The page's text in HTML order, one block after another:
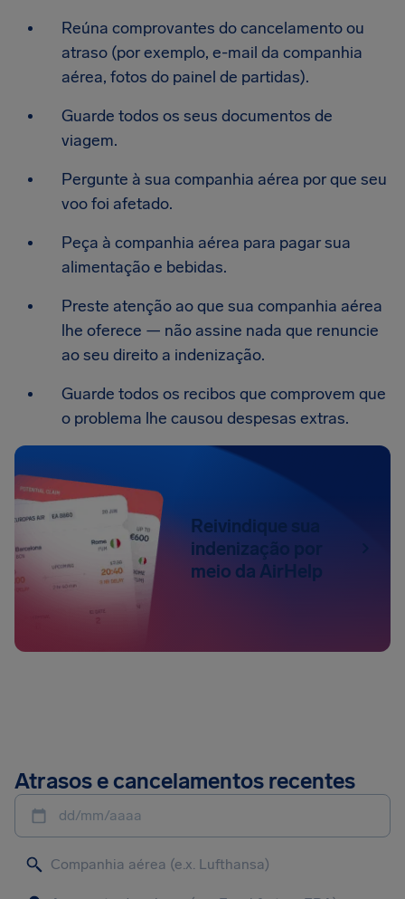
Reúna comprovantes do cancelamento ou
atraso (por exemplo, e-mail da companhia
aérea, fotos do painel de partidas).
Guarde todos os seus documentos de
viagem.
Pergunte à sua companhia aérea por que seu
voo foi afetado.
Peça à companhia aérea para pagar sua
alimentação e bebidas.
Preste atenção ao que sua companhia aérea
lhe oferece — não assine nada que renuncie
ao seu direito a indenização.
Guarde todos os recibos que comprovem que
o problema lhe causou despesas extras.
Reivindique sua
indenização por
meio da AirHelp
Atrasos e cancelamentos recentes
dd/mm/aaaa